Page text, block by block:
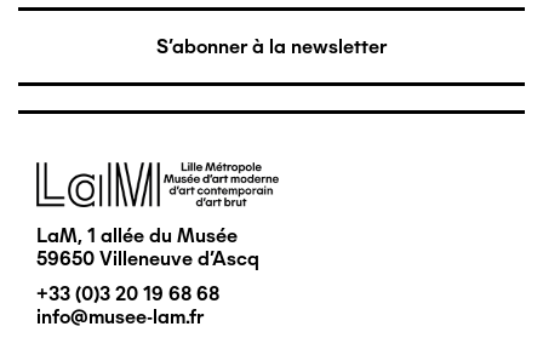
S'abonner à la newsletter
Image
LaM, 1 allée du Musée
59650 Villeneuve d'Ascq
+33 (0)3 20 19 68 68
info@musee-lam.fr